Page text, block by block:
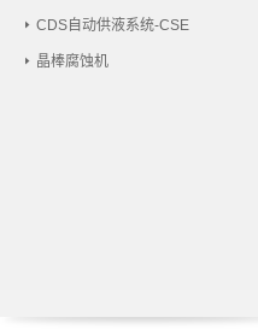
CDS自动供液系统-CSE
晶棒腐蚀机